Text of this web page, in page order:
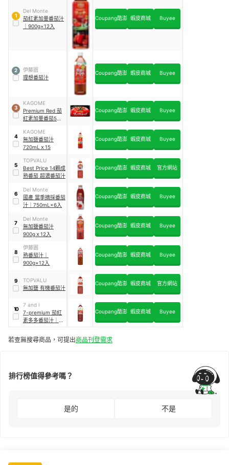
1
Del Monte
茄紅素加量番茄汁
900g×12入
Coupang酷澎 蝦皮商城 Buyee
2
伊藤園
理想番茄汁
Coupang酷澎 蝦皮商城 Buyee
3
KAGOME
Premium Red 茄
紅素加量番茄50%
Coupang酷澎 蝦皮商城 Buyee
4
KAGOME
無加鹽番茄汁
720mLｘ15
Coupang酷澎 蝦皮商城 Buyee
5
TOPVALU
Best Price 14顆成
熟番茄 超濃番茄汁
Coupang酷澎 蝦皮商城 官方網站
6
Del Monte
國產 當季摘採番茄
汁
750mL×6入
Coupang酷澎 蝦皮商城 Buyee
7
Del Monte
無加鹽番茄汁
900gｘ12入
Coupang酷澎 蝦皮商城 Buyee
8
伊藤園
熟番茄汁
900g×12入
Coupang酷澎 蝦皮商城 Buyee
9
TOPVALU
無加鹽 有機番茄汁
Coupang酷澎 蝦皮商城 官方網站
10
7 and I
7-premium 茄紅
素多多番茄汁
900g×12入
Coupang酷澎 蝦皮商城 Buyee
若查無搜尋商品，可提出商品刊登需求
排行榜值得參考嗎？
是的 不是